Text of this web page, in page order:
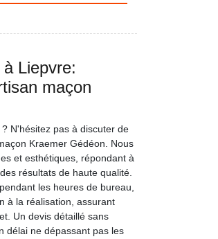
Liepvre:
maçon
N'hésitez pas à discuter de
Kraemer Gédéon. Nous
et esthétiques, répondant à
résultats de haute qualité.
les heures de bureau,
à la réalisation, assurant
Un devis détaillé sans
délai ne dépassant pas les